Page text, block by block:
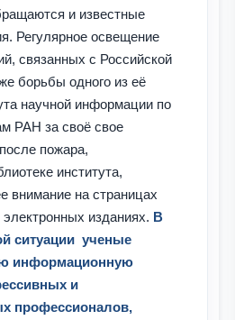
и известные
Регулярное освещение
связанных с Российской
борьбы одного из её
научной информации по
РАН за своё свое
пожара,
института,
внимание на страницах
изданиях. В
ситуации ученые
информационную
и
профессионалов,